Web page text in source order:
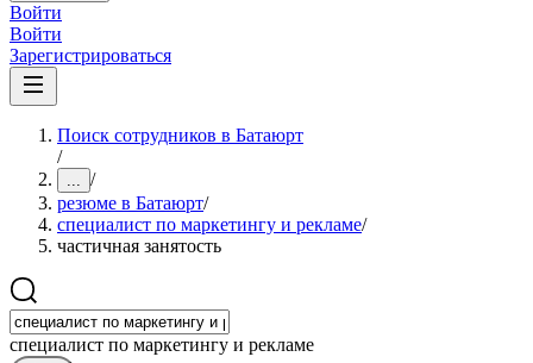
Войти
Войти
Зарегистрироваться
Поиск сотрудников в Батаюрт
/
... /
резюме в Батаюрт/
специалист по маркетингу и рекламе/
частичная занятость
специалист по маркетингу и рекламе